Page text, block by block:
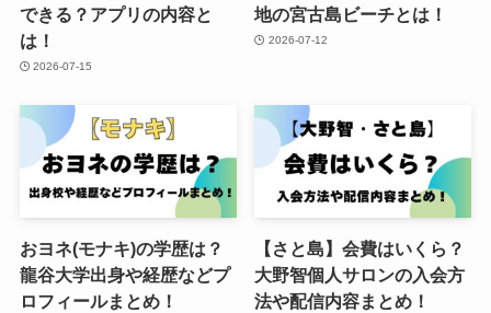
できる？アプリの内容と
は！
2026-07-15
地の宮古島ビーチとは！
2026-07-12
おヨネ(モナキ)の学歴は？
龍谷大学出身や経歴などプ
ロフィールまとめ！
【さと島】会費はいくら？
大野智個人サロンの入会方
法や配信内容まとめ！